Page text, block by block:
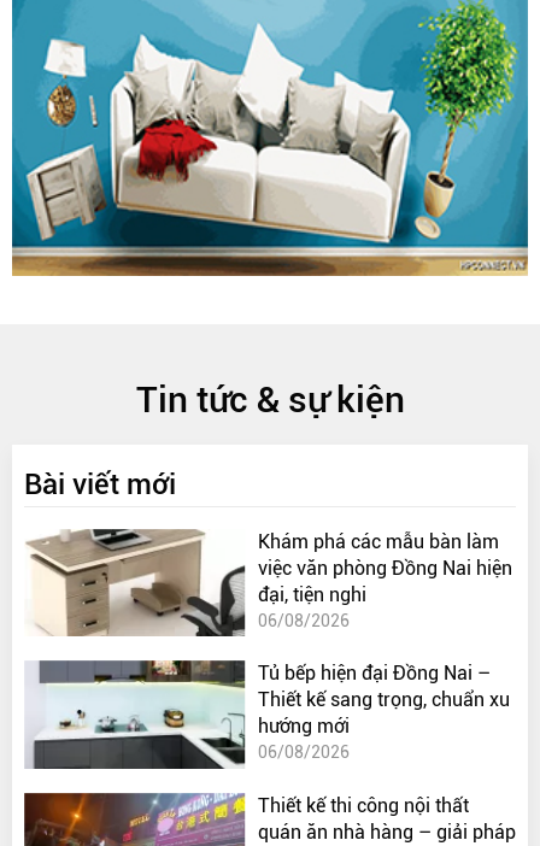
Tin tức & sự kiện
Bài viết mới
Khám phá các mẫu bàn làm
việc văn phòng Đồng Nai hiện
đại, tiện nghi
06/08/2026
Tủ bếp hiện đại Đồng Nai –
Thiết kế sang trọng, chuẩn xu
hướng mới
06/08/2026
Thiết kế thi công nội thất
quán ăn nhà hàng – giải pháp